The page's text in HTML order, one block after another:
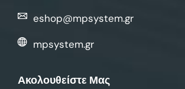
eshop@mpsystem.gr
mpsystem.gr
Ακολουθείστε Μας